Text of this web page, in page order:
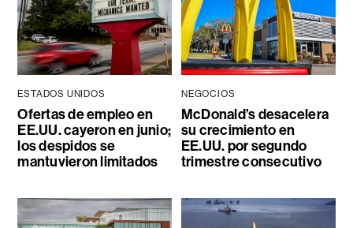
ESTADOS UNIDOS
Ofertas de empleo en
EE.UU. cayeron en junio;
los despidos se
mantuvieron limitados
NEGOCIOS
McDonald’s desacelera
su crecimiento en
EE.UU. por segundo
trimestre consecutivo